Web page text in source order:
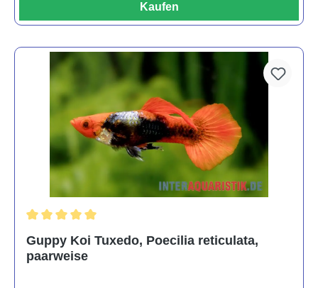
Kaufen
Guppy Koi Tuxedo, Poecilia reticulata,
paarweise